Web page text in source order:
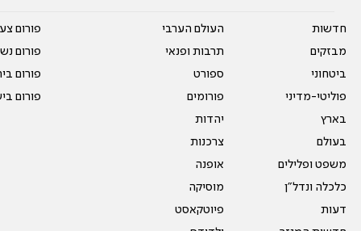
חדשות
מבזקים
ביטחוני
פוליטי-מדיני
בארץ
בעולם
משפט ופלילים
כלכלה ונדל"ן
דעות
העולם הערבי
תרבות ופנאי
ספורט
פורומים
יהדות
צרכנות
אופנה
מוסיקה
פיוטקאסט
פורום
פורום
פורום
פורום